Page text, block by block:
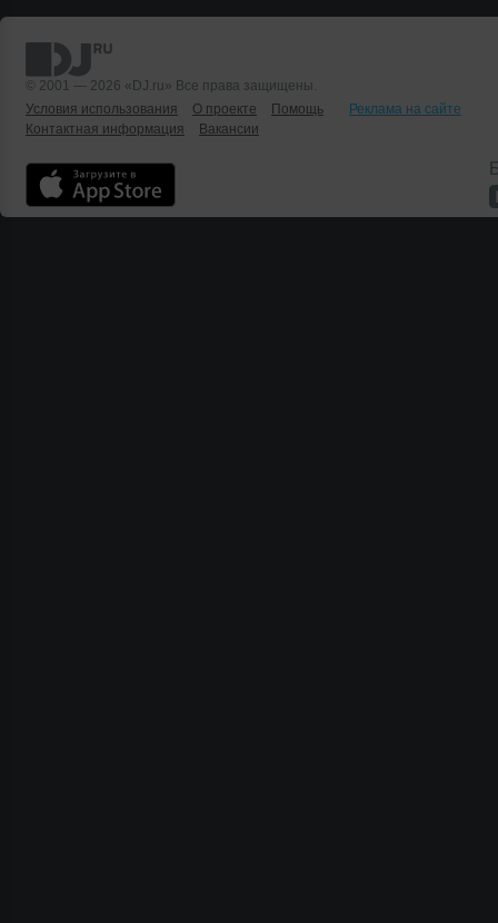
© 2001 — 2026 «DJ.ru» Все права защищены.
Условия использования
О проекте Помощь
Реклама на сайте
Контактная информация
Вакансии